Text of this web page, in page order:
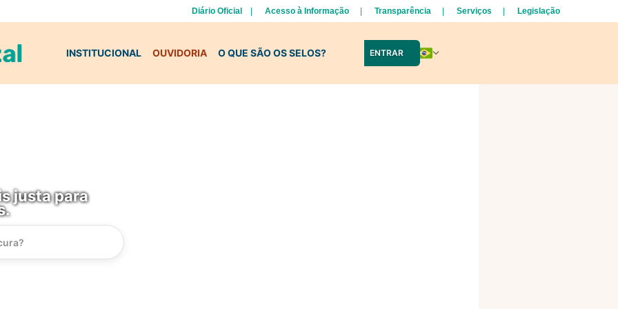
Diário Oficial Acesso à Informação Transparência Serviços Legislação
INSTITUCIONAL OUVIDORIA O QUE SÃO OS SELOS? ENTRAR
justa para